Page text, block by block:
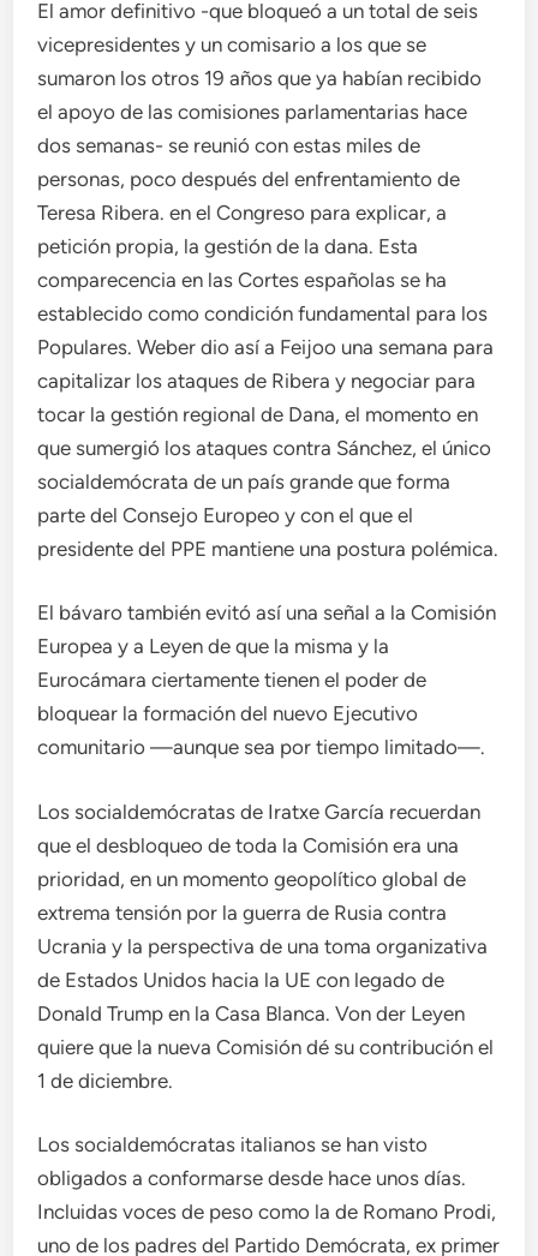
El amor definitivo -que bloqueó a un total de seis
vicepresidentes y un comisario a los que se
sumaron los otros 19 años que ya habían recibido
el apoyo de las comisiones parlamentarias hace
dos semanas- se reunió con estas miles de
personas, poco después del enfrentamiento de
Teresa Ribera. en el Congreso para explicar, a
petición propia, la gestión de la dana. Esta
comparecencia en las Cortes españolas se ha
establecido como condición fundamental para los
Populares. Weber dio así a Feijoo una semana para
capitalizar los ataques de Ribera y negociar para
tocar la gestión regional de Dana, el momento en
que sumergió los ataques contra Sánchez, el único
socialdemócrata de un país grande que forma
parte del Consejo Europeo y con el que el
presidente del PPE mantiene una postura polémica.
El bávaro también evitó así una señal a la Comisión
Europea y a Leyen de que la misma y la
Eurocámara ciertamente tienen el poder de
bloquear la formación del nuevo Ejecutivo
comunitario —aunque sea por tiempo limitado—.
Los socialdemócratas de Iratxe García recuerdan
que el desbloqueo de toda la Comisión era una
prioridad, en un momento geopolítico global de
extrema tensión por la guerra de Rusia contra
Ucrania y la perspectiva de una toma organizativa
de Estados Unidos hacia la UE con legado de
Donald Trump en la Casa Blanca. Von der Leyen
quiere que la nueva Comisión dé su contribución el
1 de diciembre.
Los socialdemócratas italianos se han visto
obligados a conformarse desde hace unos días.
Incluidas voces de peso como la de Romano Prodi,
uno de los padres del Partido Demócrata, ex primer